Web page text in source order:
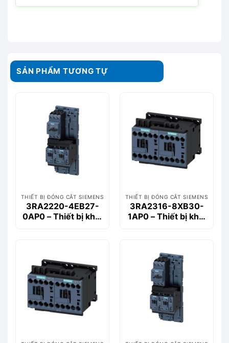
SẢN PHẨM TƯƠNG TỰ
THIẾT BỊ ĐÓNG CẮT SIEMENS
3RA2220-4EB27-
0AP0 – Thiết bị khởi
THIẾT BỊ ĐÓNG CẮT SIEMENS
3RA2316-8XB30-
1AP0 – Thiết bị khởi